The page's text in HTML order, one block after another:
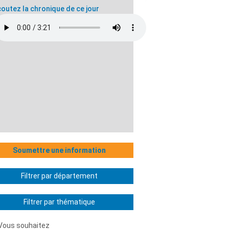
la chronique de ce jour
Soumettre une information
Filtrer par département
Filtrer par thématique
souhaitez